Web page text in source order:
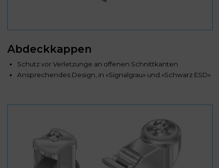
Abdeckkappen
Schutz vor Verletzunge an offenen Schnittkanten
Ansprechendes Design, in «Signalgrau» und «Schwarz ESD»